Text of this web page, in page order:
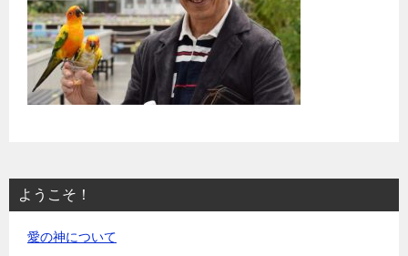
ようこそ！
愛の神について